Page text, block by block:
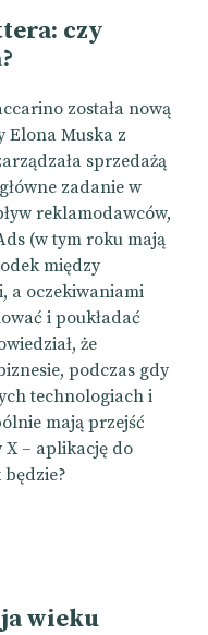
czy
została nową
Elona Muska z
sprzedażą
zadanie w
reklamodawców,
(w tym roku mają
między
a oczekiwaniami
i poukładać
że
podczas gdy
technologiach i
mają przejść
– aplikację do
wieku